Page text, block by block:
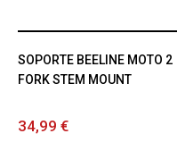
SOPORTE BEELINE MOTO 2
FORK STEM MOUNT
34,99 €